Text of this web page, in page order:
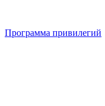
Программа привилегий